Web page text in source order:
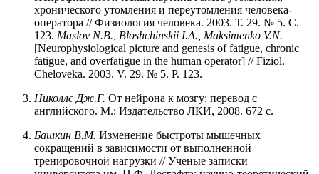
хронического утомления и переутомления человека-
оператора // Физиология человека. 2003. Т. 29. № 5. С.
123. Maslov N.B., Bloshchinskii I.A., Maksimenko V.N.
[Neurophysiological picture and genesis of fatigue, chronic
fatigue, and overfatigue in the human operator] // Fiziol.
Cheloveka. 2003. V. 29. № 5. P. 123.
Николлс Дж.Г. От нейрона к мозгу: перевод с
английского. М.: Издательство ЛКИ, 2008. 672 с.
Башкин В.М. Изменение быстроты мышечных
сокращений в зависимости от выполненной
тренировочной нагрузки // Ученые записки